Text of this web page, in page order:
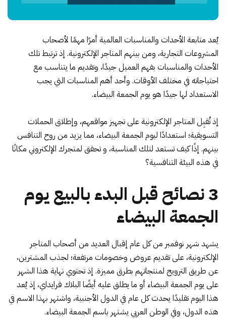
يُعد متابعة الأحداث والمناسبات العالمية أمرًا مهمًا لأصحاب
المشروعات التجارية، ومن بينهم المتاجر الإلكترونية. إذ ترتبط تلك
الأحداث والمناسبات بفهم العميل جيدًا، وتقديم ما يتناسب مع
احتياجاته في مختلف الأوقات. وأحد أهم المناسبات التي يجب
الاستعداد لها جيدًا هو يوم الجمعة البيضاء.
إذ تُقبِل المتاجر الإلكترونية على تجهيز مواقعهم، وإطلاق الحملات
التسويقية؛ استعدادًا ليوم الجمعة البيضاء، مما يزيد من روح التنافس
بينهم. إذًا كيف تستعد لتلك المناسبة، و تحقق لمتجرك الإلكتروني مكانًا
في هذه البيئة التنافسية؟
3 نصائح قبل البدء بالبيع يوم
الجمعة البيضاء
يشهد شهر نوفمبر من كل عام إقبال العديد من أصحاب المتاجر
الإلكترونية، على تقديم عروض وخصومات مرتفعة؛ لجذب المشترين،
عن طريق الترويج لمنتجاتهم بطرق مميزة. إذ تحتوي نهاية هذا الشهر
على يوم الجمعة البيضاء أو ما يطلق عليه أيضًا البلاك فرايداي، إذ يُعد
هذا اليوم تقليدًا يحدث كل عام في الدول الأجنبية، واشتهر بهذا الاسم في
هذه الدول، وفي الوطن العربي يشتهر باسم الجمعة البيضاء.